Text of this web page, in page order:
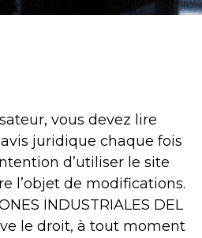
vous devez lire
juridique chaque fois
d’utiliser le site
l’objet de modifications.
INDUSTRIALES DEL
le droit, à tout moment